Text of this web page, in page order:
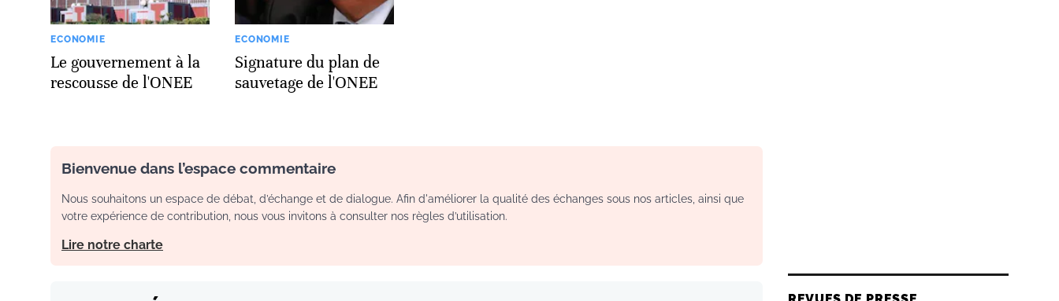
ECONOMIE
Le gouvernement à la
rescousse de l'ONEE
ECONOMIE
Signature du plan de
sauvetage de l'ONEE
Bienvenue dans l’espace commentaire
Nous souhaitons un espace de débat, d’échange et de dialogue. Afin d'améliorer la qualité des échanges sous nos articles, ainsi que
votre expérience de contribution, nous vous invitons à consulter nos règles d’utilisation.
Lire notre charte